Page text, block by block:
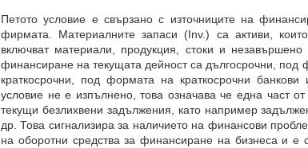
Петото условие е свързано с източниците на
фирмата. Материалните запаси (Inv.) са активи,
включват материали, продукция, стоки и незавършено
финансиране на текущата дейност са дългосрочни, под
краткосрочни, под формата на краткосрочни
условие не е изпълнено, това означава че една част
текущи безлихвени задължения, като например
др. Това сигнализира за наличието на финансови
на оборотни средства за финансиране на бизнеса и е